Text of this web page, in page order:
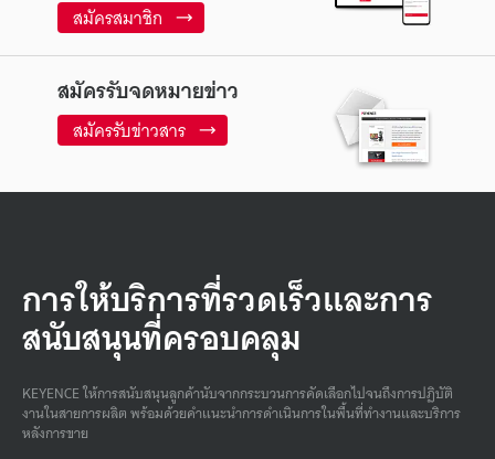
สมัครสมาชิก
สมัครรับจดหมายข่าว
สมัครรับข่าวสาร
การให้บริการที่รวดเร็วและการ
สนับสนุนที่ครอบคลุม
KEYENCE ให้การสนับสนุนลูกค้านับจากกระบวนการคัดเลือกไปจนถึงการปฏิบัติ
งานในสายการผลิต พร้อมด้วยคําแนะนําการดําเนินการในพื้นที่ทํางานและบริการ
หลังการขาย